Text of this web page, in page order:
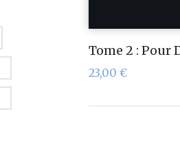
Tome 2 : Pour
23,00 €